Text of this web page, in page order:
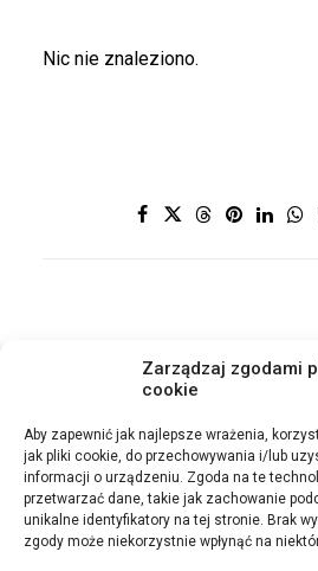
Zarządzaj zgodami
cookie
Aby zapewnić jak najlepsze wrażenia,
jak pliki cookie, do przechowywania i/lub
informacji o urządzeniu. Zgoda na te
przetwarzać dane, takie jak zachowanie
unikalne identyfikatory na tej stronie. Brak
zgody może niekorzystnie wpłynąć na
Nic nie znaleziono.
© 2021 Cegły Elastyczne Bolix. Wszystkie